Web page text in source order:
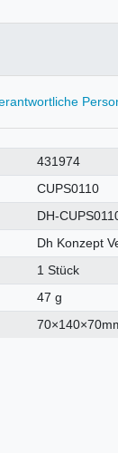
431974
CUPS0110
DH-
Dh Konzept
1 Stück
47 g